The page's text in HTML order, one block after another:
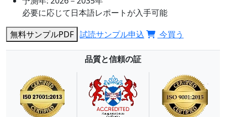
必要に応じて日本語レポートが入手可能
無料サンプルPDF 試読サンプル申込 今買う
品質と信頼の証